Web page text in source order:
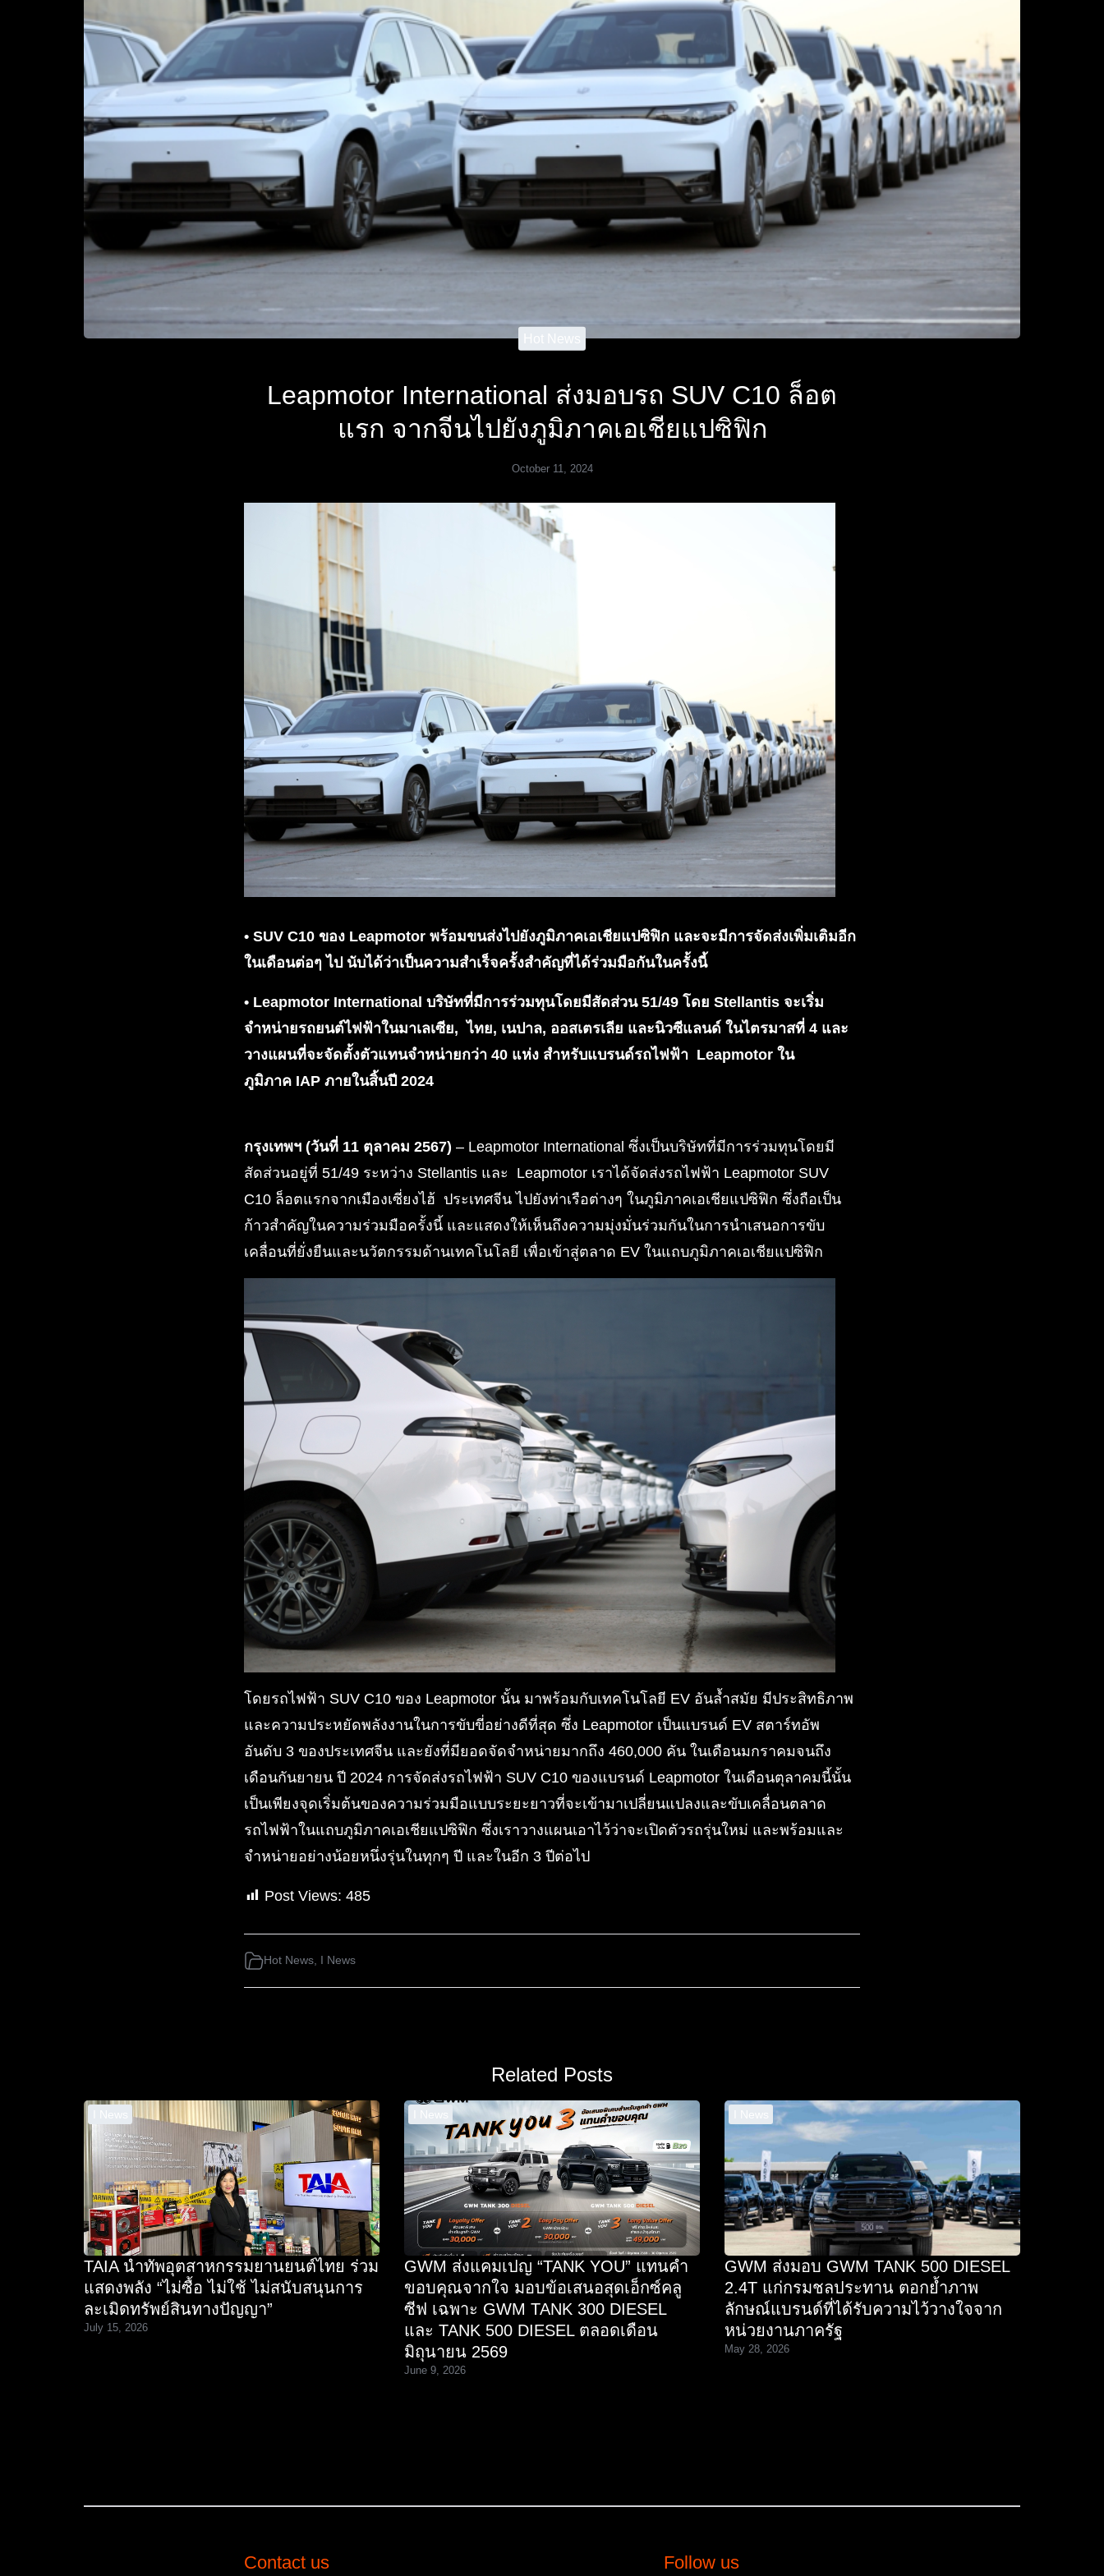
Hot News
Leapmotor International ส่งมอบรถ SUV C10 ล็อต
แรก จากจีนไปยังภูมิภาคเอเชียแปซิฟิก
October 11, 2024
• SUV C10 ของ Leapmotor พร้อมขนส่งไปยังภูมิภาคเอเชียแปซิฟิก และจะมีการจัดส่งเพิ่มเติมอีก
ในเดือนต่อๆ ไป นับได้ว่าเป็นความสำเร็จครั้งสำคัญที่ได้ร่วมมือกันในครั้งนี้
• Leapmotor International บริษัทที่มีการร่วมทุนโดยมีสัดส่วน 51/49 โดย Stellantis จะเริ่ม
จำหน่ายรถยนต์ไฟฟ้าในมาเลเซีย, ไทย, เนปาล, ออสเตรเลีย และนิวซีแลนด์ ในไตรมาสที่ 4 และ
วางแผนที่จะจัดตั้งตัวแทนจำหน่ายกว่า 40 แห่ง สำหรับแบรนด์รถไฟฟ้า Leapmotor ใน
ภูมิภาค IAP ภายในสิ้นปี 2024
กรุงเทพฯ (วันที่ 11 ตุลาคม 2567) – Leapmotor International ซึ่งเป็นบริษัทที่มีการร่วมทุนโดยมี
สัดส่วนอยู่ที่ 51/49 ระหว่าง Stellantis และ Leapmotor เราได้จัดส่งรถไฟฟ้า Leapmotor SUV
C10 ล็อตแรกจากเมืองเซี่ยงไฮ้ ประเทศจีน ไปยังท่าเรือต่างๆ ในภูมิภาคเอเชียแปซิฟิก ซึ่งถือเป็น
ก้าวสำคัญในความร่วมมือครั้งนี้ และแสดงให้เห็นถึงความมุ่งมั่นร่วมกันในการนำเสนอการขับ
เคลื่อนที่ยั่งยืนและนวัตกรรมด้านเทคโนโลยี เพื่อเข้าสู่ตลาด EV ในแถบภูมิภาคเอเชียแปซิฟิก
โดยรถไฟฟ้า SUV C10 ของ Leapmotor นั้น มาพร้อมกับเทคโนโลยี EV อันล้ำสมัย มีประสิทธิภาพ
และความประหยัดพลังงานในการขับขี่อย่างดีที่สุด ซึ่ง Leapmotor เป็นแบรนด์ EV สตาร์ทอัพ
อันดับ 3 ของประเทศจีน และยังที่มียอดจัดจำหน่ายมากถึง 460,000 คัน ในเดือนมกราคมจนถึง
เดือนกันยายน ปี 2024 การจัดส่งรถไฟฟ้า SUV C10 ของแบรนด์ Leapmotor ในเดือนตุลาคมนี้นั้น
เป็นเพียงจุดเริ่มต้นของความร่วมมือแบบระยะยาวที่จะเข้ามาเปลี่ยนแปลงและขับเคลื่อนตลาด
รถไฟฟ้าในแถบภูมิภาคเอเชียแปซิฟิก ซึ่งเราวางแผนเอาไว้ว่าจะเปิดตัวรถรุ่นใหม่ และพร้อมและ
จำหน่ายอย่างน้อยหนึ่งรุ่นในทุกๆ ปี และในอีก 3 ปีต่อไป
Post Views: 485
Hot News I News
Related Posts
I News
TAIA นำทัพอุตสาหกรรมยานยนต์ไทย ร่วม
แสดงพลัง “ไม่ซื้อ ไม่ใช้ ไม่สนับสนุนการ
ละเมิดทรัพย์สินทางปัญญา”
July 15, 2026
I News
GWM ส่งแคมเปญ “TANK YOU” แทนคำ
ขอบคุณจากใจ มอบข้อเสนอสุดเอ็กซ์คลู
ซีฟ เฉพาะ GWM TANK 300 DIESEL
และ TANK 500 DIESEL ตลอดเดือน
มิถุนายน 2569
June 9, 2026
I News
GWM ส่งมอบ GWM TANK 500 DIESEL
2.4T แก่กรมชลประทาน ตอกย้ำภาพ
ลักษณ์แบรนด์ที่ได้รับความไว้วางใจจาก
หน่วยงานภาครัฐ
May 28, 2026
Contact us Follow us